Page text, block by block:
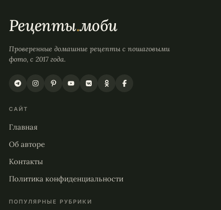
Рецепты.моби
Проверенные домашние рецепты с пошаговыми
фото, с 2017 года.
САЙТ
Главная
Об авторе
Контакты
Политика конфиденциальности
ПОПУЛЯРНЫЕ РУБРИКИ